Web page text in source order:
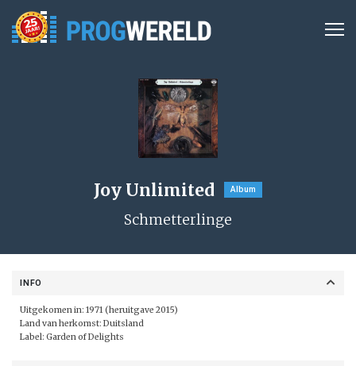
Joy Unlimited Album
Schmetterlinge
INFO
Uitgekomen in: 1971 (heruitgave 2015)
Land van herkomst: Duitsland
Label: Garden of Delights